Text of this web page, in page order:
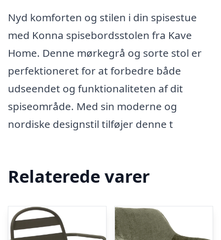
Nyd komforten og stilen i din spisestue
med Konna spisebordsstolen fra Kave
Home. Denne mørkegrå og sorte stol er
perfektioneret for at forbedre både
udseendet og funktionaliteten af dit
spiseområde. Med sin moderne og
nordiske designstil tilføjer denne t
Relaterede varer